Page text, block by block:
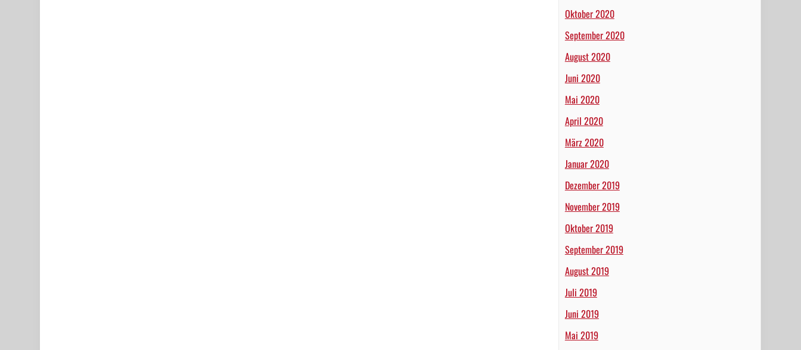
Oktober 2020
September 2020
August 2020
Juni 2020
Mai 2020
April 2020
März 2020
Januar 2020
Dezember 2019
November 2019
Oktober 2019
September 2019
August 2019
Juli 2019
Juni 2019
Mai 2019